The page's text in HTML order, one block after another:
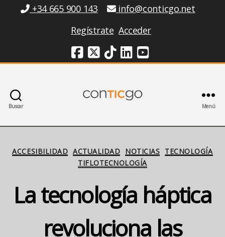
Información
+34 665 900 143
info@conticgo.net
Regístrate Acceder
Redes Sociales
Buscar Menú
Categorías
ACCESIBILIDAD ACTUALIDAD NOTICIAS TECNOLOGÍA
TIFLOTECNOLOGÍA
La tecnología háptica
revoluciona las